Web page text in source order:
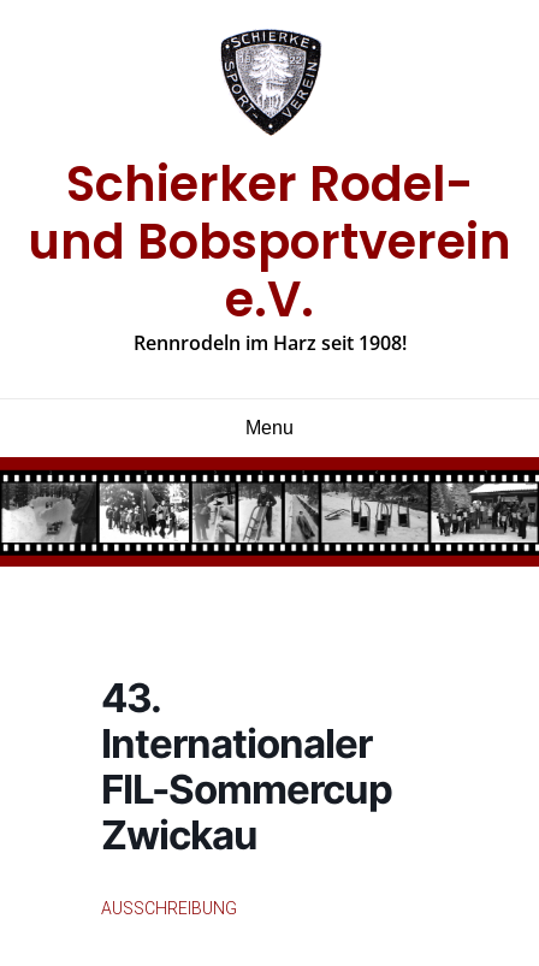
Schierker Rodel-
und Bobsportverein
e.V.
Rennrodeln im Harz seit 1908!
Menu
43.
Internationaler
FIL-Sommercup
Zwickau
AUSSCHREIBUNG